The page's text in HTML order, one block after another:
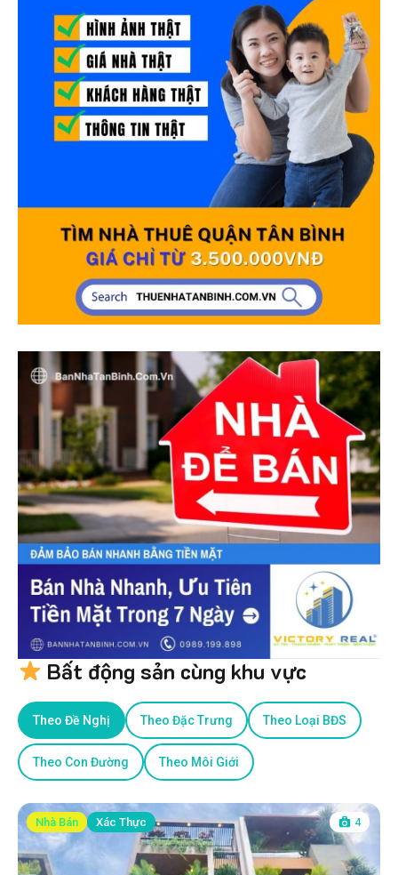
Bất động sản cùng khu vực
Theo Đề Nghị Theo Đặc Trưng Theo Loại BĐS
Theo Con Đường Theo Môi Giới
Nhà Bán Xác Thực 4